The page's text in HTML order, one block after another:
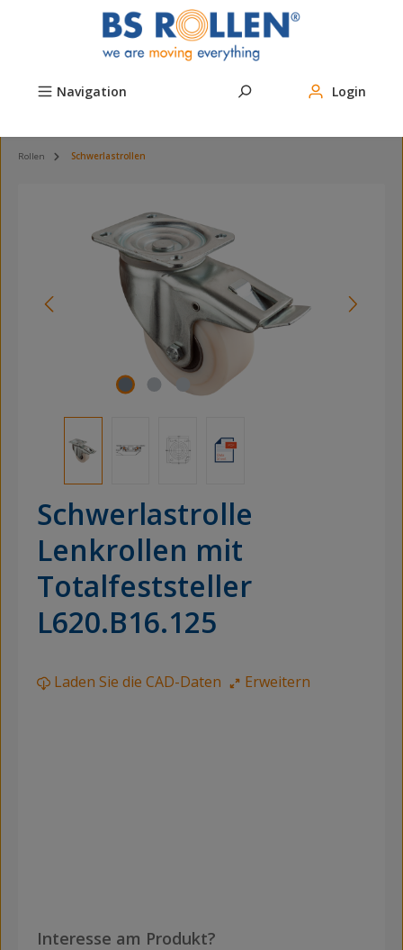
Zum Hauptinhalt springen
Navigation Login
Rollen Schwerlastrollen
Schwerlastrolle
Lenkrollen mit
Totalfeststeller
L620.B16.125
Laden Sie die CAD-Daten Erweitern
Interesse am Produkt?